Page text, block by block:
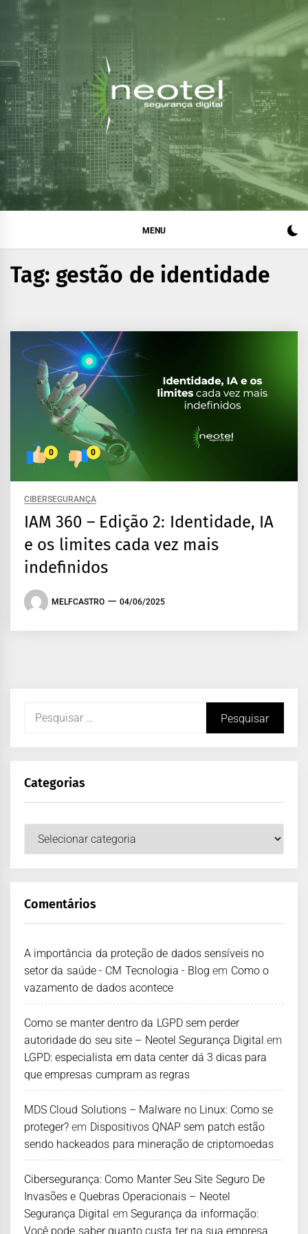
Blog da Neotel
Segurança Digital
Informações e notícias sobre segurança digital, legislação
e compliance
MENU
Tag: gestão de identidade
0 0
CIBERSEGURANÇA
IAM 360 – Edição 2: Identidade, IA
e os limites cada vez mais
indefinidos
MELFCASTRO 04/06/2025
Categorias
Comentários
A importância da proteção de dados sensíveis no
setor da saúde - CM Tecnologia - Blog em Como o
vazamento de dados acontece
Como se manter dentro da LGPD sem perder
autoridade do seu site – Neotel Segurança Digital em
LGPD: especialista em data center dá 3 dicas para
que empresas cumpram as regras
MDS Cloud Solutions – Malware no Linux: Como se
proteger? em Dispositivos QNAP sem patch estão
sendo hackeados para mineração de criptomoedas
Cibersegurança: Como Manter Seu Site Seguro De
Invasões e Quebras Operacionais – Neotel
Segurança Digital em Segurança da informação:
Você pode saber quanto custa ter na sua empresa,